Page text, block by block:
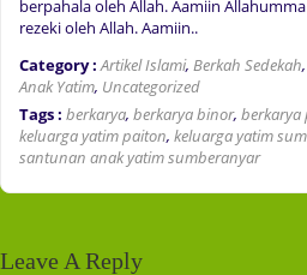
berpahala oleh Allah. Aamiin
rezeki oleh Allah. Aamiin..
Category : Artikel Islami, Berkah Sedekah,
Anak Yatim, Uncategorized
Tags : berkarya, berkarya binor, berkarya
keluarga yatim paiton, keluarga yatim
santunan anak yatim sumberanyar
Leave A Reply